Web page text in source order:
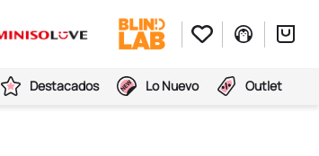
Destacados Lo Nuevo Outlet